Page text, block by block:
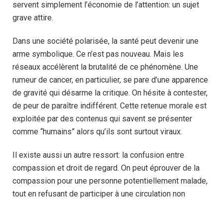
servent simplement l’économie de l’attention: un sujet
grave attire.
Dans une société polarisée, la santé peut devenir une
arme symbolique. Ce n’est pas nouveau. Mais les
réseaux accélèrent la brutalité de ce phénomène. Une
rumeur de cancer, en particulier, se pare d’une apparence
de gravité qui désarme la critique. On hésite à contester,
de peur de paraître indifférent. Cette retenue morale est
exploitée par des contenus qui savent se présenter
comme “humains” alors qu’ils sont surtout viraux.
Il existe aussi un autre ressort: la confusion entre
compassion et droit de regard. On peut éprouver de la
compassion pour une personne potentiellement malade,
tout en refusant de participer à une circulation non